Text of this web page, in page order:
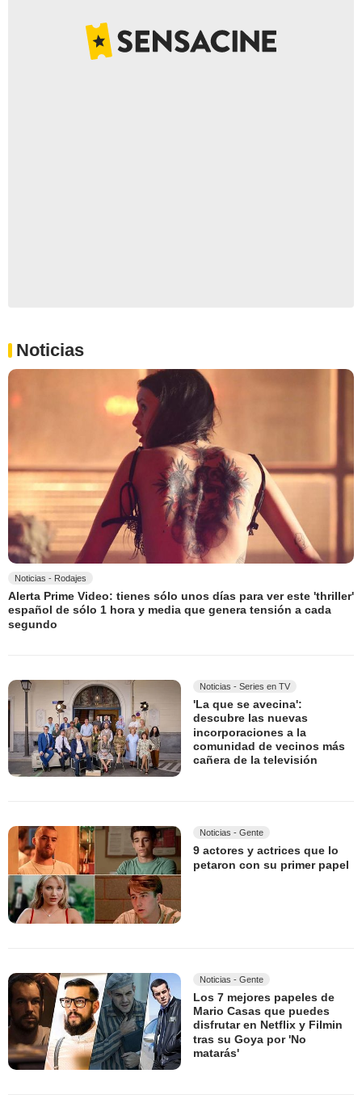
Noticias
Noticias - Rodajes
Alerta Prime Video: tienes sólo unos días para ver este 'thriller'
español de sólo 1 hora y media que genera tensión a cada
segundo
Noticias - Series en TV
'La que se avecina':
descubre las nuevas
incorporaciones a la
comunidad de vecinos más
cañera de la televisión
Noticias - Gente
9 actores y actrices que lo
petaron con su primer papel
Noticias - Gente
Los 7 mejores papeles de
Mario Casas que puedes
disfrutar en Netflix y Filmin
tras su Goya por 'No
matarás'